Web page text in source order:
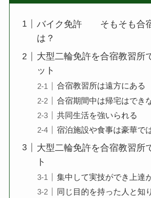
バイク免許 そもそも合
は？
大型二輪免許を合宿教習所
ット
合宿教習所は遠方にある
合宿期間中は帰宅はでき
共同生活を強いられる
宿泊施設や食事は豪華で
大型二輪免許を合宿教習所
ト
集中して実技ができ上達
同じ目的を持った人と知